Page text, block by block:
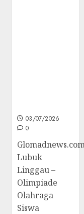
03/07/2026
0
Lubuk
Linggau –
Olimpiade
Olahraga
Siswa